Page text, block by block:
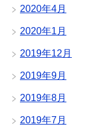
2020年4月
2020年1月
2019年12月
2019年9月
2019年8月
2019年7月